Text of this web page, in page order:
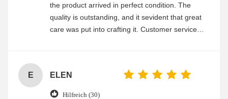
the product arrived in perfect condition. The
quality is outstanding, and it sevident that great
care was put into crafting it. Customer service
E ELEN
Hilfreich (30)